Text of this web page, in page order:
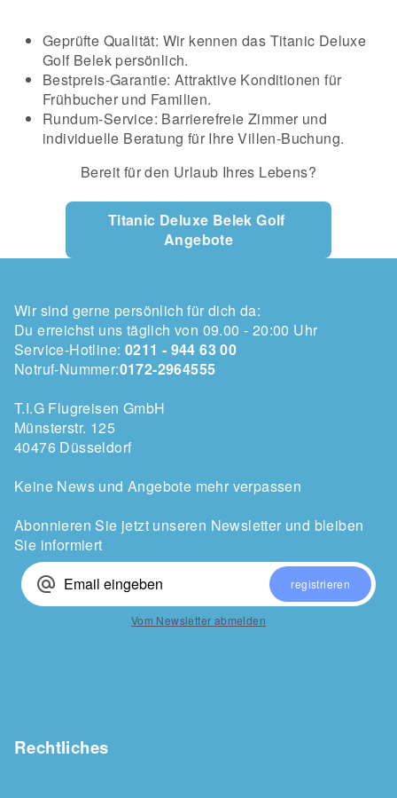
Geprüfte Qualität: Wir kennen das Titanic Deluxe
Golf Belek persönlich.
Bestpreis-Garantie: Attraktive Konditionen für
Frühbucher und Familien.
Rundum-Service: Barrierefreie Zimmer und
individuelle Beratung für Ihre Villen-Buchung.
Bereit für den Urlaub Ihres Lebens?
Titanic Deluxe Belek Golf
Angebote
Wir sind gerne persönlich für dich da:
Du erreichst uns täglich von 09.00 - 20:00 Uhr
Service-Hotline: 0211 - 944 63 00
Notruf-Nummer:0172-2964555
T.I.G Flugreisen GmbH
Münsterstr. 125
40476 Düsseldorf
Keine News und Angebote mehr verpassen
Abonnieren Sie jetzt unseren Newsletter und bleiben
Sie informiert
alternate_email registrieren
Vom Newsletter abmelden
Rechtliches